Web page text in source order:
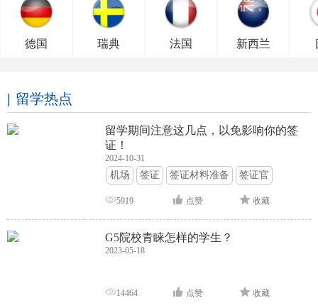
德国 瑞典 法国 新西兰
留学热点
留学期间注意这几点，以免影响你的签
证！
2024-10-31
机场 签证 签证材料准备 签证官
签证面试 签证申请攻略
5919 点赞 收藏
G5院校青睐怎样的学生？
2023-05-18
14464 点赞 收藏